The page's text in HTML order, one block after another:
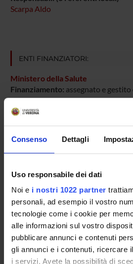
Consenso Dettagli
Uso responsabile dei dati
Noi e i nostri 1022 partner
personali, ad esempio il vostro
tecnologie come i cookie per
alle informazioni sul vostro
pubblicare annunci e contenuti
gli annunci e i contenuti, ricercare
i servizi. Avete la possibilità di
Scarpa Aldo
ENTI FINANZIATORI:
Ministero della Salute
Finanziamento: assegnato e
Aldo Scarpa
SEZIONI
Anatomia Patologica